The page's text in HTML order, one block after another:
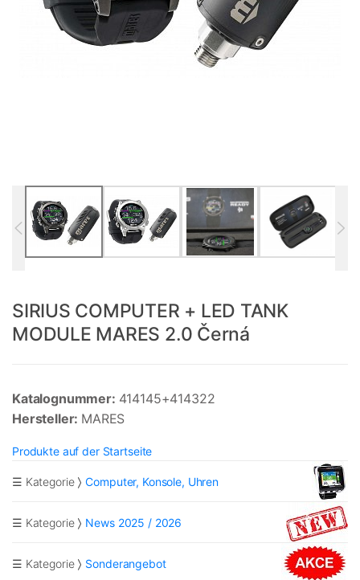
SIRIUS COMPUTER + LED TANK
MODULE MARES 2.0 Černá
Katalognummer: 414145+414322
Hersteller: MARES
Produkte auf der Startseite
☰ Kategorie Computer, Konsole, Uhren
☰ Kategorie News 2025 / 2026
☰ Kategorie Sonderangebot